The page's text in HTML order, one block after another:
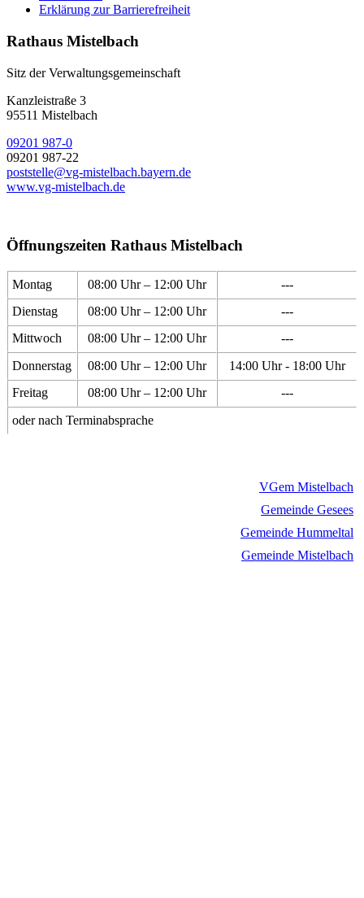
Erklärung zur Barrierefreiheit
Rathaus Mistelbach
Sitz der Verwaltungsgemeinschaft
Kanzleistraße 3
95511 Mistelbach
09201 987-0
09201 987-22
poststelle@vg-mistelbach.bayern.de
www.vg-mistelbach.de
Öffnungszeiten Rathaus Mistelbach
Montag 08:00 Uhr – 12:00 Uhr
---
Dienstag
08:00 Uhr – 12:00 Uhr
---
Mittwoch
08:00 Uhr – 12:00 Uhr
---
Donnerstag
08:00 Uhr – 12:00 Uhr
14:00 Uhr - 18:00 Uhr
Freitag
08:00 Uhr – 12:00 Uhr
---
oder nach Terminabsprache
VGem Mistelbach
Gemeinde Gesees
Gemeinde Hummeltal
Gemeinde Mistelbach